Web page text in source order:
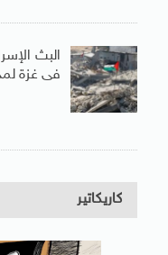
البث
فى غزة
كاريكاتير